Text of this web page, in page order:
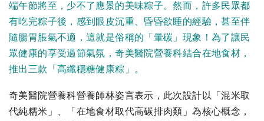
端午節將至，少不了應景的美味粽子。然而，許多民眾都
有吃完粽子後，感到眼皮沉重、昏昏欲睡的經驗，甚至伴
隨腸胃脹氣不適，這就是俗稱的「暈碳」現象！為了讓民
眾健康的享受過節氣氛，奇美醫院營養科結合在地食材，
推出三款「高纖穩糖健康粽」。
奇美醫院營養科營養師林姿言表示，此次設計以「混米取
代純糯米」、「在地食材取代高碳排肉類」為核心概念，